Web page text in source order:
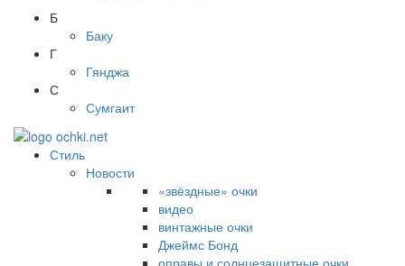
Б
Баку
Г
Гянджа
С
Сумгаит
Стиль
Новости
«звёздные» очки
видео
винтажные очки
Джеймс Бонд